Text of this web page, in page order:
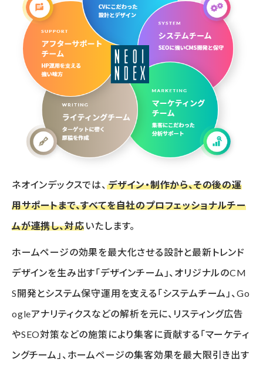
ネオインデックスでは、 デザイン・制作から、その後の運
用サポートまで、すべてを自社のプロフェッショナルチー
ムが連携し、対応 いたします。
ホームページの効果を最大化させる設計と最新トレンド
デザインを生み出す「デザインチーム」、オリジナルのCM
S開発とシステム保守運用を支える「システムチーム」、Go
ogleアナリティクスなどの解析を元に、リスティング広告
やSEO対策などの施策により集客に貢献する「マーケティ
ングチーム」、ホームページの集客効果を最大限引き出す